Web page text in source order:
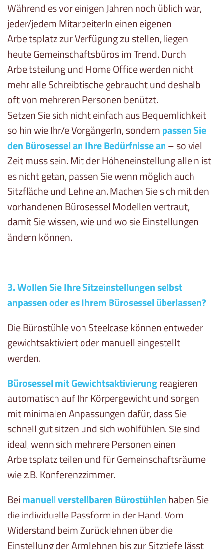
Während es vor einigen Jahren noch üblich war,
jeder/jedem MitarbeiterIn einen eigenen
Arbeitsplatz zur Verfügung zu stellen, liegen
heute Gemeinschaftsbüros im Trend. Durch
Arbeitsteilung und Home Office werden nicht
mehr alle Schreibtische gebraucht und deshalb
oft von mehreren Personen benützt.
Setzen Sie sich nicht einfach aus Bequemlichkeit
so hin wie Ihr/e VorgängerIn, sondernpassen Sie
den Bürosessel an Ihre Bedürfnisse an– so viel
Zeit muss sein. Mit der Höheneinstellung allein ist
es nicht getan, passen Sie wenn möglich auch
Sitzfläche und Lehne an. Machen Sie sich mit den
vorhandenen Bürosessel Modellen vertraut,
damit Sie wissen, wie und wo sie Einstellungen
ändern können.
3. Wollen Sie Ihre Sitzeinstellungen selbst
anpassen oder es Ihrem Bürosessel überlassen?
Die Bürostühle von Steelcase können entweder
gewichtsaktiviert oder manuell eingestellt
werden.
Bürosessel mit Gewichtsaktivierungreagieren
automatisch auf Ihr Körpergewicht und sorgen
mit minimalen Anpassungen dafür, dass Sie
schnell gut sitzen und sich wohlfühlen. Sie sind
ideal, wenn sich mehrere Personen einen
Arbeitsplatz teilen und für Gemeinschaftsräume
wie z.B. Konferenzzimmer.
Beimanuell verstellbaren Bürostühlenhaben Sie
die individuelle Passform in der Hand. Vom
Widerstand beim Zurücklehnen über die
Einstellung der Armlehnen bis zur Sitztiefe lässt